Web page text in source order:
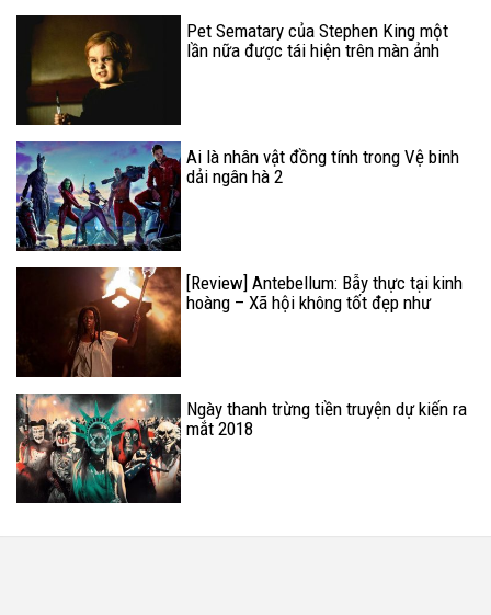
Pet Sematary của Stephen King một
lần nữa được tái hiện trên màn ảnh
Ai là nhân vật đồng tính trong Vệ binh
dải ngân hà 2
[Review] Antebellum: Bẫy thực tại kinh
hoàng – Xã hội không tốt đẹp như
Ngày thanh trừng tiền truyện dự kiến ra
mắt 2018